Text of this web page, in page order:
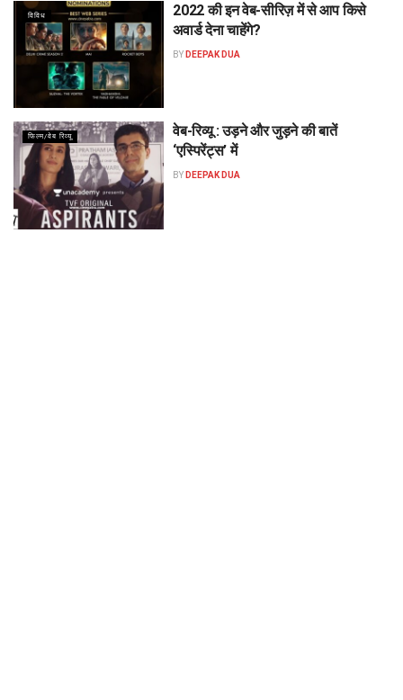
विविध
2022 की इन वेब-सीरिज़ में से आप किसे
अवार्ड देना चाहेंगे?
BY DEEPAK DUA
फिल्म/वेब रिव्यू
वेब-रिव्यू : उड़ने और जुड़ने की बातें
‘एस्पिरेंट्स’ में
BY DEEPAK DUA